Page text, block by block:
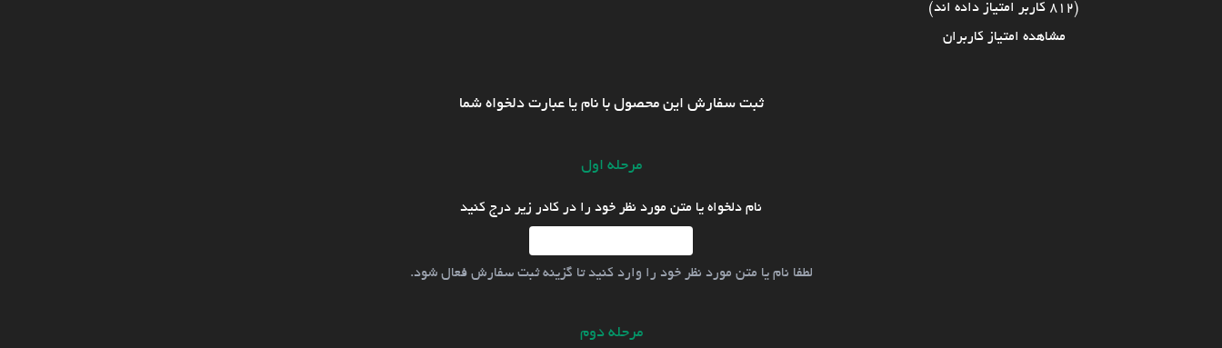
(812 کاربر امتیاز داده اند)
مشاهده امتیاز کاربران
ثبت سفارش این محصول با نام یا عبارت دلخواه شما
مرحله اول
نام دلخواه یا متن مورد نظر خود را در کادر زیر درج کنید
لطفا نام یا متن مورد نظر خود را وارد کنید تا گزینه ثبت سفارش فعال شود.
مرحله دوم